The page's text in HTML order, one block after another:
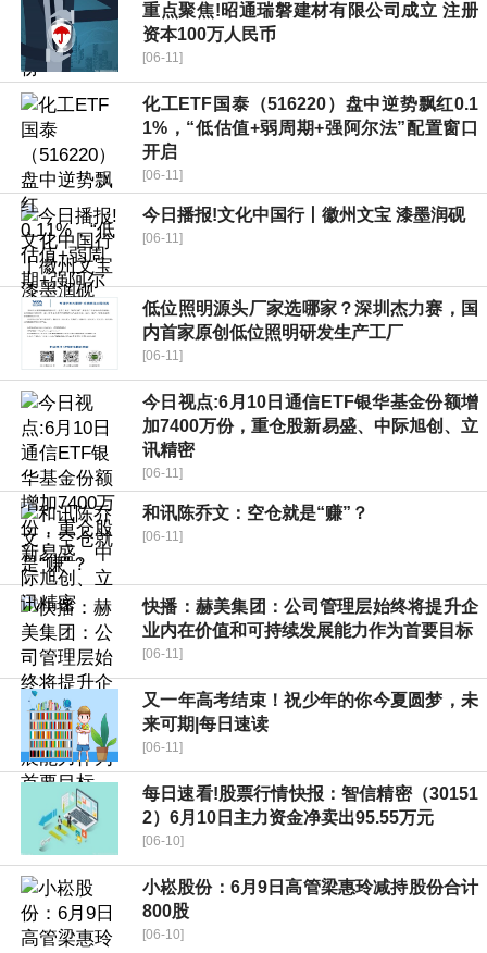
重点聚焦!昭通瑞磐建材有限公司成立 注册
资本100万人民币
[06-11]
化工ETF国泰（516220）盘中逆势飘红0.1
1%，“低估值+弱周期+强阿尔法”配置窗口
开启
[06-11]
今日播报!文化中国行丨徽州文宝 漆墨润砚
[06-11]
低位照明源头厂家选哪家？深圳杰力赛，国
内首家原创低位照明研发生产工厂
[06-11]
今日视点:6月10日通信ETF银华基金份额增
加7400万份，重仓股新易盛、中际旭创、立
讯精密
[06-11]
和讯陈乔文：空仓就是“赚”？
[06-11]
快播：赫美集团：公司管理层始终将提升企
业内在价值和可持续发展能力作为首要目标
[06-11]
又一年高考结束！祝少年的你今夏圆梦，未
来可期|每日速读
[06-11]
每日速看!股票行情快报：智信精密（30151
2）6月10日主力资金净卖出95.55万元
[06-10]
小崧股份：6月9日高管梁惠玲减持股份合计
800股
[06-10]